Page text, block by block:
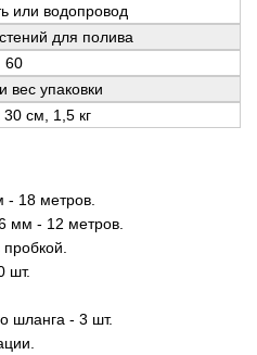
или водопровод
для полива
60
вес упаковки
см, 1,5 кг
18 метров.
мм - 12 метров.
шт.
шланга - 3 шт.